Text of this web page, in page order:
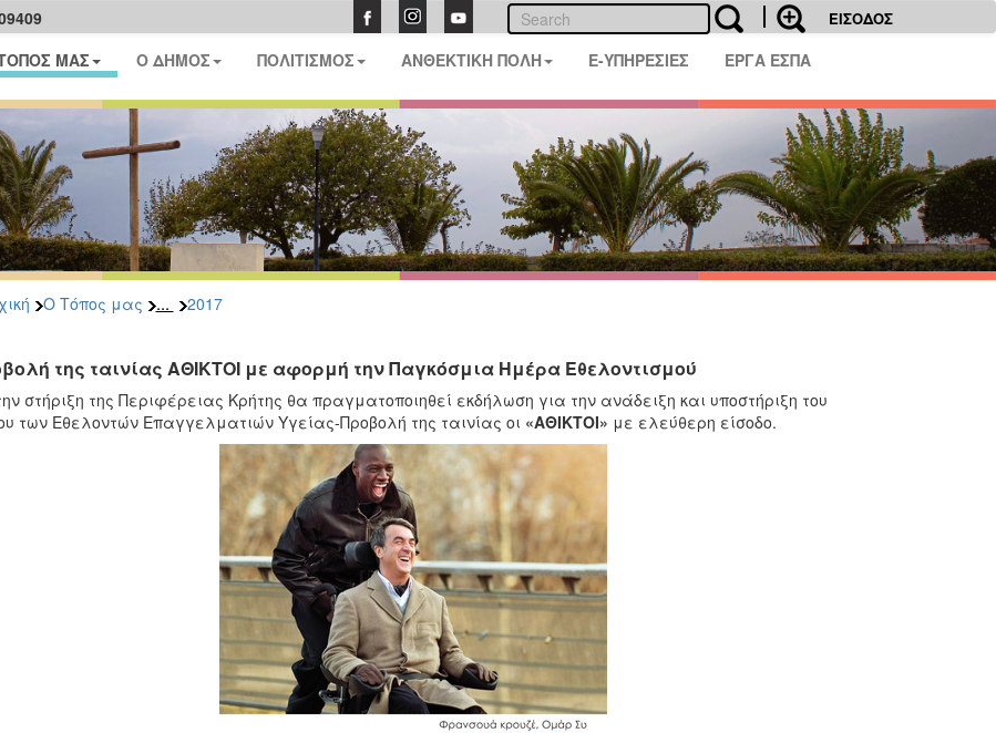
ΕΙΣΟΔΟΣ
ΜΑΣ Ο ΔΗΜΟΣ ΠΟΛΙΤΙΣΜΟΣ ΑΝΘΕΚΤΙΚΗ ΠΟΛΗ E-ΥΠΗΡΕΣΙΕΣ ΕΡΓΑ ΕΣΠΑ
Ο Τόπος μας ... 2017
της ταινίας ΑΘΙΚΤΟΙ με αφορμή την Παγκόσμια Ημέρα Εθελοντισμού
στήριξη της Περιφέρειας Κρήτης θα πραγματοποιηθεί εκδήλωση για την ανάδειξη και υποστήριξη του
των Εθελοντών Επαγγελματιών Υγείας-Προβολή της ταινίας οι «ΑΘΙΚΤΟΙ» με ελεύθερη είσοδο.